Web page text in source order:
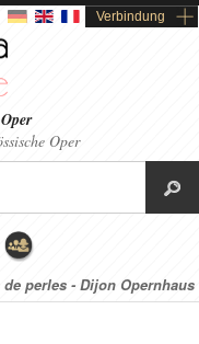
Verbindung
Oper
perles - Dijon Opernhaus